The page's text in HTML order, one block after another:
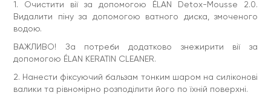
ETHYLHEXYLGLYCERIN, SODIUM CHLORIDE, SODIUM SULFATE,
PARFUM, CI 47005, CI 61570.
Об'єм:
1. Очистити вії за допомогою ÉLAN Detox-Mousse 2.0.
Видалити піну за допомогою ватного диска, змоченого
водою.
ВАЖЛИВО! За потреби додатково знежирити вії за
допомогою ÉLAN KERATIN CLEANER.
2. Нанести фіксуючий бальзам тонким шаром на силіконові
валики та рівномірно розподілити його по їхній поверхні.